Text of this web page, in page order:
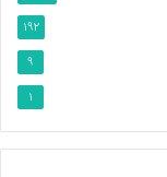
192
9
1